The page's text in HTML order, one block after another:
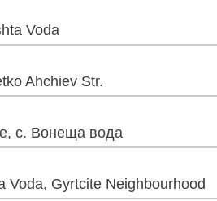
Voda
Ahchiev Str.
с. Вонеща вода
Voda, Gyrtcite Neighbourhood